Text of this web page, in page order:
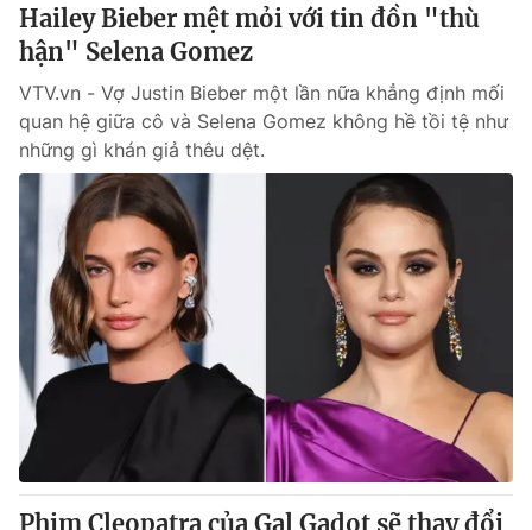
Hailey Bieber mệt mỏi với tin đồn "thù
hận" Selena Gomez
VTV.vn - Vợ Justin Bieber một lần nữa khẳng định mối
quan hệ giữa cô và Selena Gomez không hề tồi tệ như
những gì khán giả thêu dệt.
Phim Cleopatra của Gal Gadot sẽ thay đổi